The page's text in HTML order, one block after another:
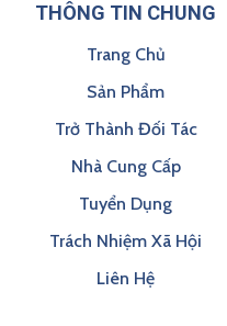
THÔNG TIN CHUNG
Trang Chủ
Sản Phẩm
Trở Thành Đối Tác
Nhà Cung Cấp
Tuyển Dụng
Trách Nhiệm Xã Hội
Liên Hệ